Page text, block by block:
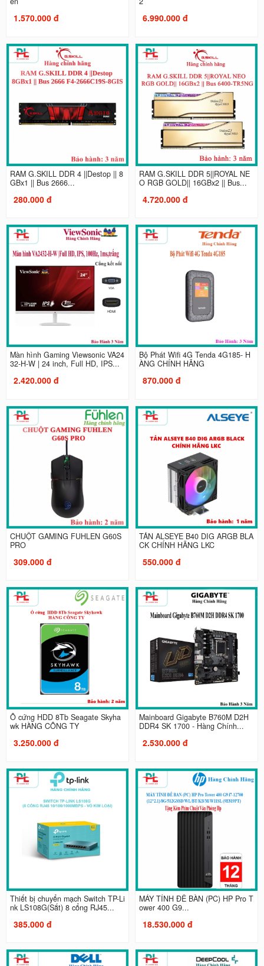
1.570.000 đ 6.990.000 đ
RAM G.SKILL DDR 4 ||Destop || 8
GBx1 || Bus 2666...
280.000 đ
RAM G.SKILL DDR 5||ROYAL NE
O RGB GOLD|| 16GBx2 || Bus...
4.720.000 đ
Màn hình Gaming Viewsonic VA24
32-H-W | 24 inch, Full HD, IPS...
2.420.000 đ
Bộ Phát Wifi 4G Tenda 4G185- H
ÀNG CHÍNH HÃNG
870.000 đ
CHUỘT GAMING FUHLEN G60S
PRO
309.000 đ
TẢN ALSEYE B40 DIG ARGB BLA
CK CHÍNH HÃNG LKC
550.000 đ
Ổ cứng HDD 8Tb Seagate Skyha
wk HÀNG CÔNG TY
3.250.000 đ
Mainboard Gigabyte B760M D2H
DDR4 SK 1700 - Hàng Chính...
2.530.000 đ
Thiết bị chuyển mạch Switch TP-Li
nk LS108G(Sắt) 8 cổng RJ45...
385.000 đ
MÁY TÍNH ĐỂ BÀN (PC) HP Pro T
ower 400 G9...
18.530.000 đ